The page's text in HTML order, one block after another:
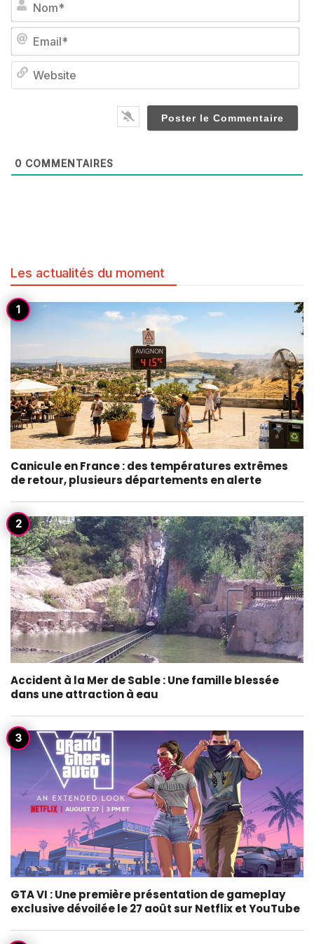
0 COMMENTAIRES
Les actualités du moment
Canicule en France : des températures extrêmes
de retour, plusieurs départements en alerte
Accident à la Mer de Sable : Une famille blessée
dans une attraction à eau
GTA VI : Une première présentation de gameplay
exclusive dévoilée le 27 août sur Netflix et YouTube